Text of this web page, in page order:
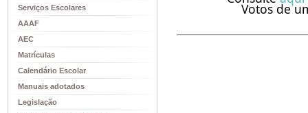
Serviços Escolares
AAAF
AEC
Matrículas
Calendário Escolar
Manuais adotados
Legislação
Votos de